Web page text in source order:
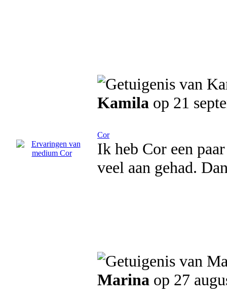
Kamila op 21
Cor
Ik heb Cor een
veel aan gehad.
Marina op 27